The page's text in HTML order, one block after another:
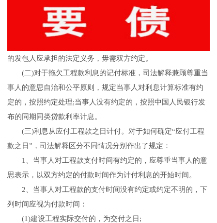
的发包人应承担的法定义务，毋需双方约定。
(二)对于拖欠工程款利息的记付标准，司法解释兼顾尊重当
事人的意思自治和公平原则，规定当事人对利息计算标准有约
定的，按照约定处理;当事人没有约定的，按照中国人民银行发
布的同期同类贷款利率计息。
(三)利息从应付工程款之日计付。对于如何确定“应付工程
款之日”，司法解释区分不同情况分别作出了规定：
1、当事人对工程款支付时间有约定的，应尊重当事人的意
思表示，以双方约定的付款时间作为计付利息的开始时间。
2、当事人对工程款的支付时间没有约定或约定不明的，下
列时间应视为付款时间：
(1)建设工程实际交付的，为交付之日;